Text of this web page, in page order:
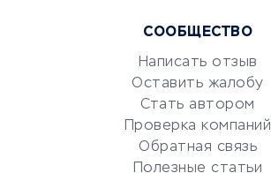
Маркетинг и продажи
Репетиторство
Красота и здоровье
Сервисы по поиску работы
Сетевой маркетинг
СООБЩЕСТВО
Написать отзыв
Оставить жалобу
Стать автором
Проверка компаний
Обратная связь
Полезные статьи